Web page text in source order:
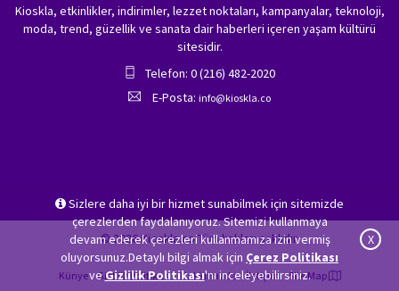
Sizlere daha iyi bir hizmet sunabilmek için sitemizde
çerezlerden faydalanıyoruz. Sitemizi kullanmaya
devam ederek çerezleri kullanmamıza izin vermiş
oluyorsunuz.Detaylı bilgi almak için Çerez Politikası
veGizlilik Politikası'nı inceleyebilirsiniz.
X
Kioskla, etkinlikler, indirimler, lezzet noktaları, kampanyalar, teknoloji,
moda, trend, güzellik ve sanata dair haberleri içeren yaşam kültürü
sitesidir.
Telefon: 0 (216) 482-2020
E-Posta: info@kioskla.co
© 2026 Kioskla.co Tüm hakları saklıdır.
Künye Gizlilik Politikası Hakkımızda İletişim Site Map